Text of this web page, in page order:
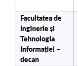
Facultatea de
Inginerie și
Tehnologia
Informației –
decan